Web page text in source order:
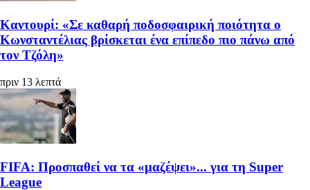
Καντουρί: «Σε καθαρή ποδοσφαιρική ποιότητα ο
Κωνσταντέλιας βρίσκεται ένα επίπεδο πιο πάνω από
τον Τζόλη»
πριν 13 λεπτά
FIFA: Προσπαθεί να τα «μαζέψει»... για τη Super
League